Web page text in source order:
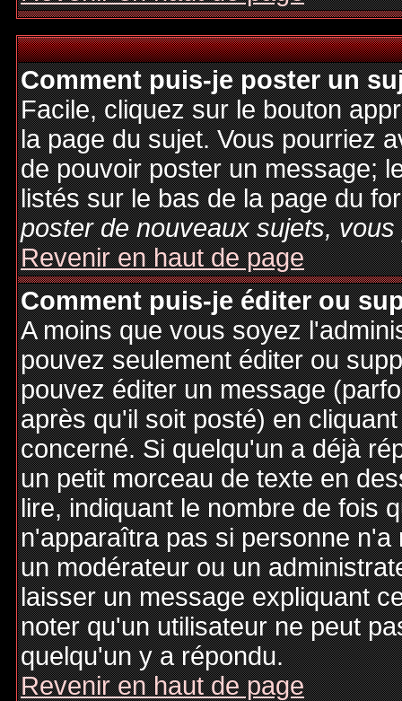
Comment puis-je poster un
Facile, cliquez sur le bouton
la page du sujet. Vous pourriez
de pouvoir poster un message;
listés sur le bas de la page du
poster de nouveaux sujets,
Revenir en haut de page
Comment puis-je éditer ou
A moins que vous soyez
pouvez seulement éditer ou
pouvez éditer un message
après qu'il soit posté) en
concerné. Si quelqu'un a déjà
un petit morceau de texte en
lire, indiquant le nombre de fois
n'apparaîtra pas si personne
un modérateur ou un
laisser un message expliquant
noter qu'un utilisateur ne peut
quelqu'un y a répondu.
Revenir en haut de page